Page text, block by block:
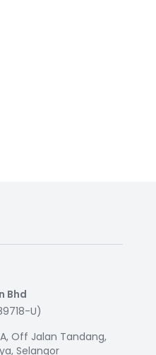
Bhd
U)
Off Jalan Tandang,
Selangor